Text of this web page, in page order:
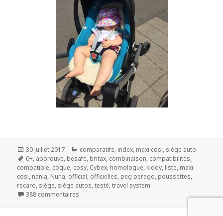
Publié
le
30 juillet 2017 Catégories
comparatifs, index, maxi cosi, siège auto
Mots-
clés
0+, approuvé, besafe, britax, combinaison, compatibilités,
compatible, coque, cosy, Cybex, homologue, kiddy, liste, maxi
cosi, nania, Nuna, official, officielles, peg perego, poussettes,
recaro, siège, siège autos,testé,travel system
388 commentaires